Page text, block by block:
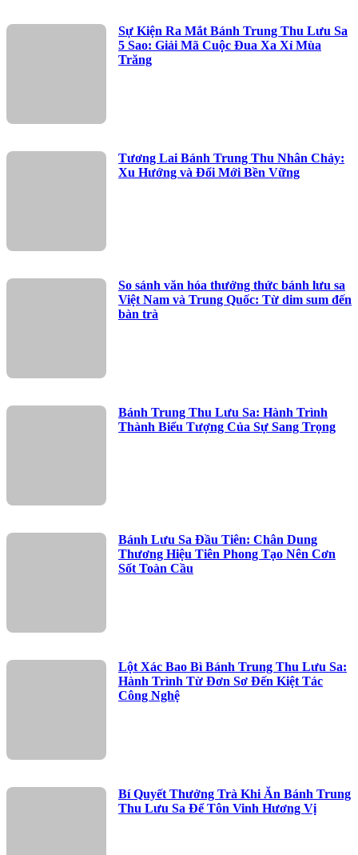
Sự Kiện Ra Mắt Bánh Trung Thu Lưu Sa
5 Sao: Giải Mã Cuộc Đua Xa Xỉ Mùa
Trăng
Tương Lai Bánh Trung Thu Nhân Chảy:
Xu Hướng và Đổi Mới Bền Vững
So sánh văn hóa thưởng thức bánh lưu sa
Việt Nam và Trung Quốc: Từ dim sum đến
bàn trà
Bánh Trung Thu Lưu Sa: Hành Trình
Thành Biểu Tượng Của Sự Sang Trọng
Bánh Lưu Sa Đầu Tiên: Chân Dung
Thương Hiệu Tiên Phong Tạo Nên Cơn
Sốt Toàn Cầu
Lột Xác Bao Bì Bánh Trung Thu Lưu Sa:
Hành Trình Từ Đơn Sơ Đến Kiệt Tác
Công Nghệ
Bí Quyết Thưởng Trà Khi Ăn Bánh Trung
Thu Lưu Sa Để Tôn Vinh Hương Vị